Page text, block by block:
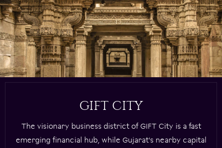
GIFT CITY
The visionary business district of GIFT City is a fast
emerging financial hub, while Gujarat's nearby capital